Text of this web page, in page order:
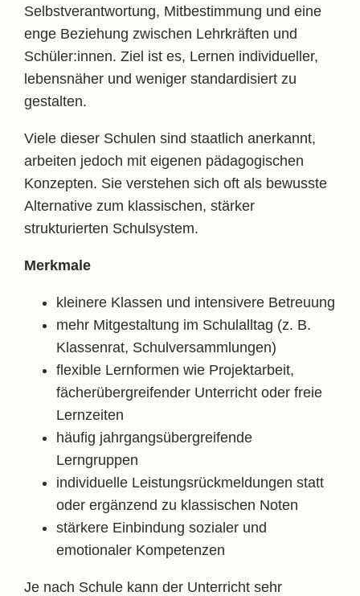
Selbstverantwortung, Mitbestimmung und eine
enge Beziehung zwischen Lehrkräften und
Schüler:innen. Ziel ist es, Lernen individueller,
lebensnäher und weniger standardisiert zu
gestalten.
Viele dieser Schulen sind staatlich anerkannt,
arbeiten jedoch mit eigenen pädagogischen
Konzepten. Sie verstehen sich oft als bewusste
Alternative zum klassischen, stärker
strukturierten Schulsystem.
Merkmale
kleinere Klassen und intensivere Betreuung
mehr Mitgestaltung im Schulalltag (z. B.
Klassenrat, Schulversammlungen)
flexible Lernformen wie Projektarbeit,
fächerübergreifender Unterricht oder freie
Lernzeiten
häufig jahrgangsübergreifende
Lerngruppen
individuelle Leistungsrückmeldungen statt
oder ergänzend zu klassischen Noten
stärkere Einbindung sozialer und
emotionaler Kompetenzen
Je nach Schule kann der Unterricht sehr